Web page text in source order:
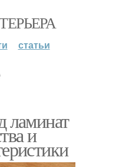
статьи
ламинат
и